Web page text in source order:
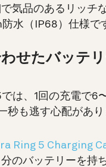
気品のあるリッチ
水（IP68）仕様で
せたバッテ
は、1回の充電で6
秒も逃す心配があり
Ring 5 Charging
分のバッテリーを持